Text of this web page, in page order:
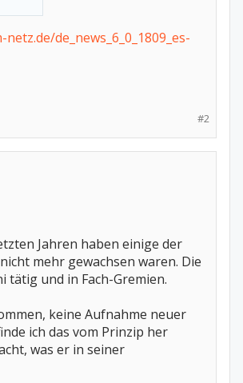
de_news_6_0_1809_es-
#2
Jahren haben einige der
mehr gewachsen waren. Die
tätig und in Fach-Gremien.
keine Aufnahme neuer
ich das vom Prinzip her
was er in seiner